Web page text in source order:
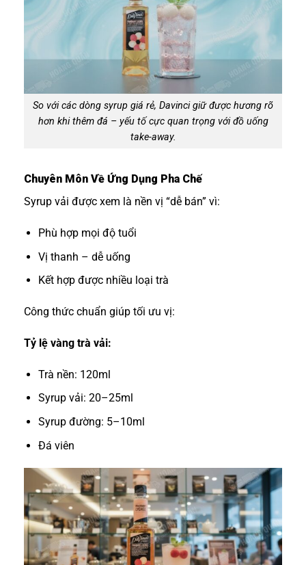
So với các dòng syrup giá rẻ, Davinci giữ được hương rõ
hơn khi thêm đá – yếu tố cực quan trọng với đồ uống
take-away.
Chuyên Môn Về Ứng Dụng Pha Chế
Syrup vải được xem là nền vị “dễ bán” vì:
Phù hợp mọi độ tuổi
Vị thanh – dễ uống
Kết hợp được nhiều loại trà
Công thức chuẩn giúp tối ưu vị:
Tỷ lệ vàng trà vải:
Trà nền: 120ml
Syrup vải: 20–25ml
Syrup đường: 5–10ml
Đá viên